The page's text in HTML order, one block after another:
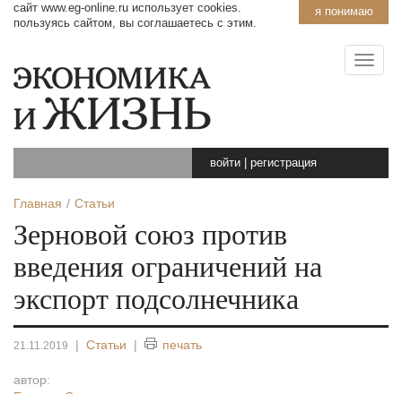
я понимаю
сайт www.eg-online.ru использует cookies.
пользуясь сайтом, вы соглашаетесь с этим.
войти регистрация
Главная Статьи
Зерновой союз против
введения ограничений на
экспорт подсолнечника
21.11.2019 | Статьи | печать
автор: